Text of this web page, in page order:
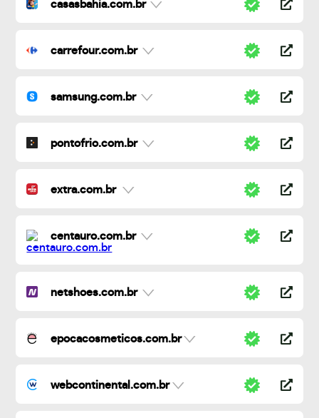
casasbahia.com.br
carrefour.com.br
samsung.com.br
pontofrio.com.br
extra.com.br
centauro.com.br
netshoes.com.br
epocacosmeticos.com.br
webcontinental.com.br